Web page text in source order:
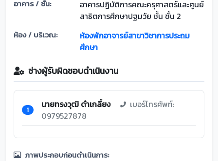
อาคาร / ชั้น:
อาคารปฏิบัติการคณะครุศาสตร์และศูนย์
สาธิตการศึกษาปฐมวัย ชั้น ชั้น 2
ห้อง / บริเวณ:
ห้องพักอาจารย์สาขาวิชาการประถม
ศึกษา
ช่างผู้รับผิดชอบดำเนินงาน
1 นายทรงวุฒิ ดำเกลี้ยง
เบอร์โทรศัพท์:
0979527878
ภาพประกอบก่อนดำเนินการ: